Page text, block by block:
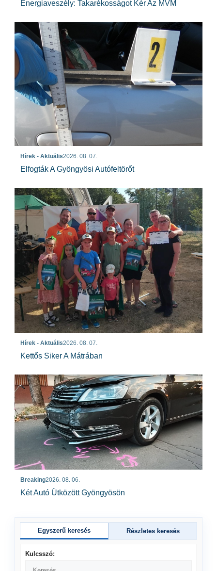
Energiaveszély: Takarékosságot Kér Az MVM
Hírek - Aktuális2026. 08. 07.
Elfogták A Gyöngyösi Autófeltörőt
Hírek - Aktuális2026. 08. 07.
Kettős Siker A Mátrában
Breaking2026. 08. 06.
Két Autó Ütközött Gyöngyösön
Egyszerű keresés Részletes keresés
Kulcsszó: